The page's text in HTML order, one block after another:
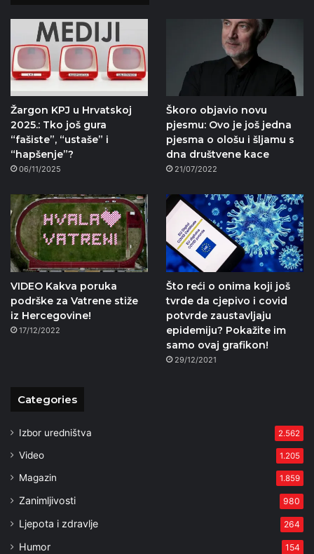
Žargon KPJ u Hrvatskoj
2025.: Tko još gura
“fašiste”, “ustaše” i
“hapšenje”?
06/11/2025
Škoro objavio novu
pjesmu: Ovo je još jedna
pjesma o ološu i šljamu s
dna društvene kace
21/07/2022
VIDEO Kakva poruka
podrške za Vatrene stiže
iz Hercegovine!
17/12/2022
Što reći o onima koji još
tvrde da cjepivo i covid
potvrde zaustavljaju
epidemiju? Pokažite im
samo ovaj grafikon!
29/12/2021
Categories
Izbor uredništva 2.562
Video 1.205
Magazin 1.859
Zanimljivosti 980
Ljepota i zdravlje 264
Humor 154